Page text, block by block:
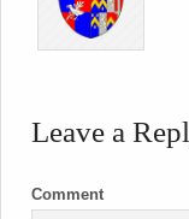
Leave a
Comment